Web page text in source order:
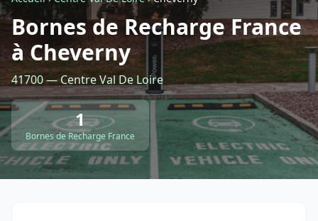
Bornes de Recharge France
à Cheverny
41700 — Centre Val De Loire
1
Bornes de Recharge France